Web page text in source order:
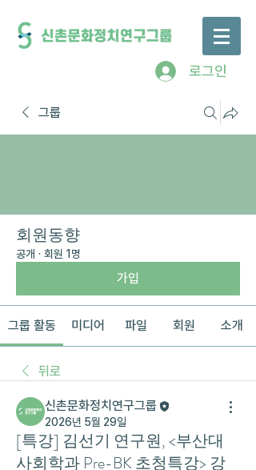
로그인
그룹
회원동향
공개 · 회원 1명
가입
그룹 활동 미디어 파일 회원 소개
뒤로
신촌문화정치연구그룹
2026년 5월 29일
[특강] 김선기 연구원, <부산대
사회학과 Pre-BK 초청특강> 강